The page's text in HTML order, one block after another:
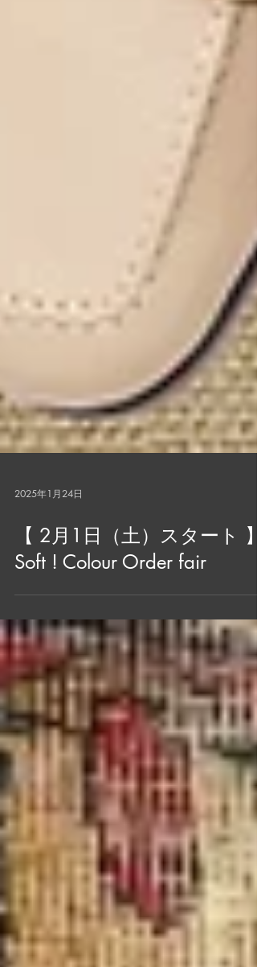
2025年1月24日
【 2月1日（土）スタート 】
Soft ! Colour Order fair